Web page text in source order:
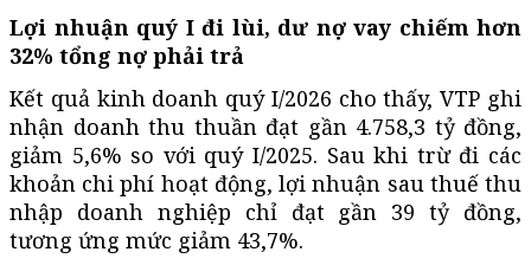
Lợi nhuận quý I đi lùi, dư nợ vay chiếm hơn
32% tổng nợ phải trả
Kết quả kinh doanh quý I/2026 cho thấy, VTP ghi
nhận doanh thu thuần đạt gần 4.758,3 tỷ đồng,
giảm 5,6% so với quý I/2025. Sau khi trừ đi các
khoản chi phí hoạt động, lợi nhuận sau thuế thu
nhập doanh nghiệp chỉ đạt gần 39 tỷ đồng,
tương ứng mức giảm 43,7%.